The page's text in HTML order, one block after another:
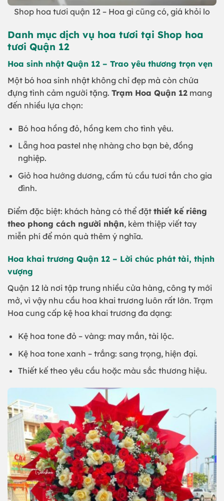
Shop hoa tươi quận 12 – Hoa gì cũng có, giá khỏi lo
Danh mục dịch vụ hoa tươi tại Shop hoa
tươi Quận 12
Hoa sinh nhật Quận 12 – Trao yêu thương trọn vẹn
Một bó hoa sinh nhật không chỉ đẹp mà còn chứa
đựng tình cảm người tặng. Trạm Hoa Quận 12 mang
đến nhiều lựa chọn:
Bó hoa hồng đỏ, hồng kem cho tình yêu.
Lẵng hoa pastel nhẹ nhàng cho bạn bè, đồng
nghiệp.
Giỏ hoa hướng dương, cẩm tú cầu tươi tắn cho gia
đình.
Điểm đặc biệt: khách hàng có thể đặt thiết kế riêng
theo phong cách người nhận, kèm thiệp viết tay
miễn phí để món quà thêm ý nghĩa.
Hoa khai trương Quận 12 – Lời chúc phát tài, thịnh
vượng
Quận 12 là nơi tập trung nhiều cửa hàng, công ty mới
mở, vì vậy nhu cầu hoa khai trương luôn rất lớn. Trạm
Hoa cung cấp kệ hoa khai trương đa dạng:
Kệ hoa tone đỏ – vàng: may mắn, tài lộc.
Kệ hoa tone xanh – trắng: sang trọng, hiện đại.
Thiết kế theo yêu cầu hoặc màu sắc thương hiệu.